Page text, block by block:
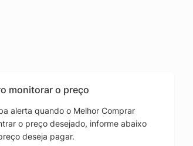
monitorar o preço
alerta quando o Melhor Comprar
o preço desejado, informe abaixo
deseja pagar.